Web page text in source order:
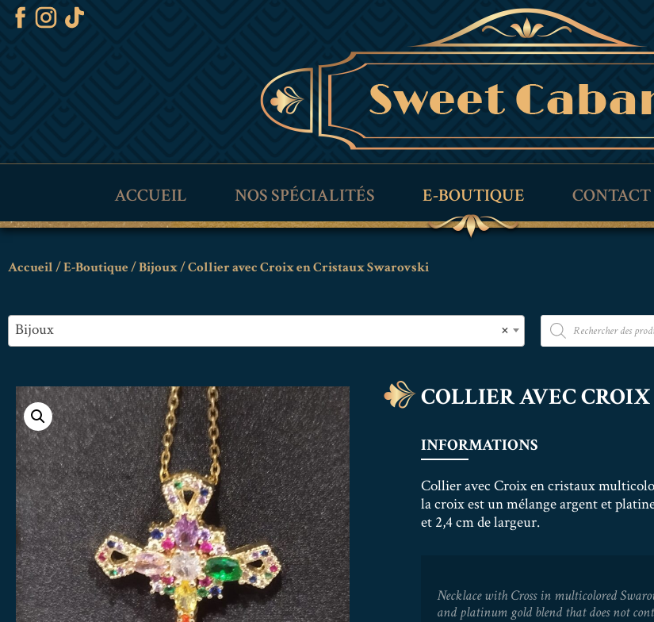
ACCUEIL NOS SPÉCIALITÉS E-BOUTIQUE CONTACT
Accueil/E-Boutique/Bijoux/ Collier avec Croix en Cristaux Swarovski
×
Bijoux
COLLIER AVEC
INFORMATIONS
Collier avec Croix en cristaux
la croix est un mélange argent et
et 2,4 cm de largeur.
Necklace with Cross in multicolored
and platinum gold blend that does not